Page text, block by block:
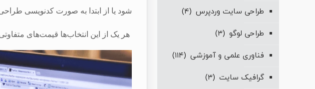
شود یا از ابتدا به صورت کدنویسی
هر یک از این انتخاب‌ها قیمت‌های
طراحی سایت وردپرس (۴)
طراحی لوگو (۳)
فناوری علمی و آموزشی (۱۱۴)
گرافیک سایت (۳)